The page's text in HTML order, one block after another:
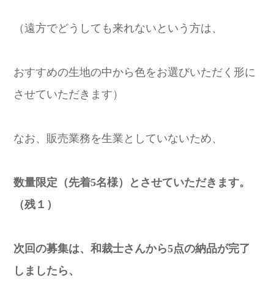
（遠方でどうしても来れないという方は、
おすすめの生地の中から色をお選びいただく形に
させていただきます）
なお、販売業務を生業としていないため、
数量限定（先着5名様）とさせていただきます。
（残１）
次回の募集は、和裁士さんから5点の納品が完了
しましたら、